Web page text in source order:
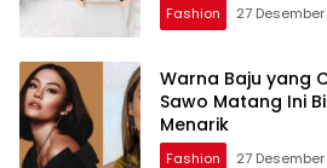
Fashion 27
Warna Baju yang
Sawo Matang Ini
Menarik
Fashion 27